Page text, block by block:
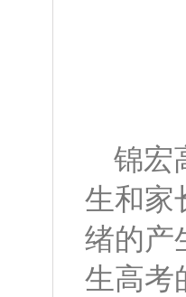
锦宏
生和家
绪的产
生高考